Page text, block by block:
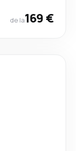
de la169 €